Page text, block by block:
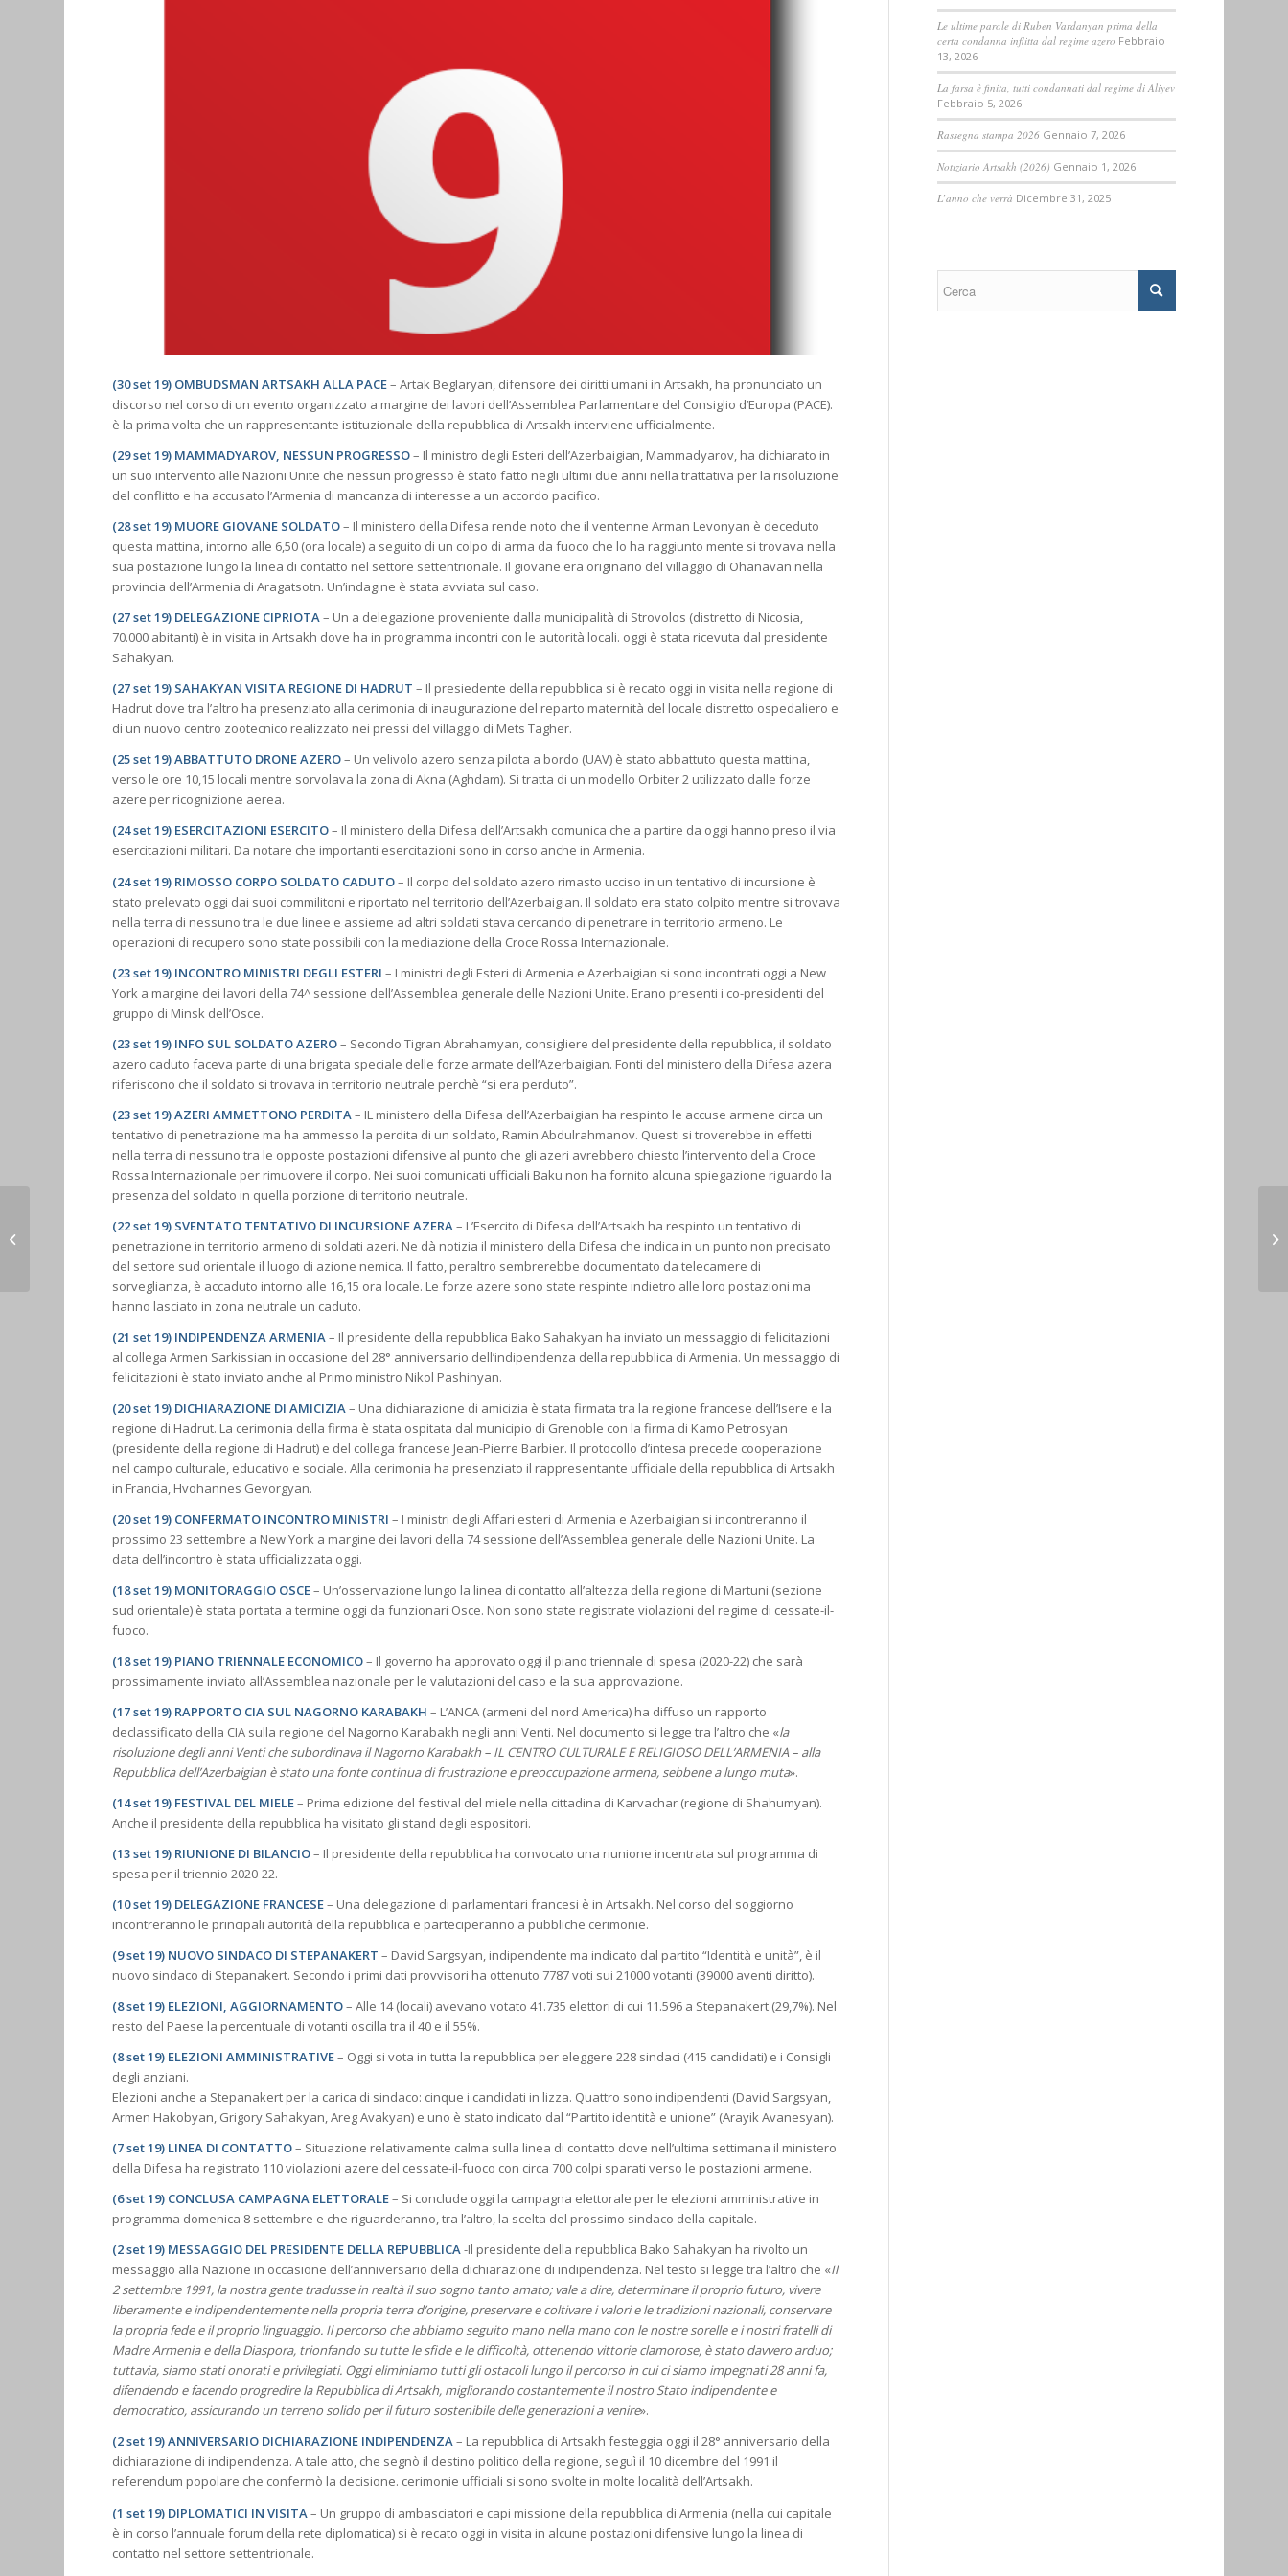
(30 set 19) OMBUDSMAN ARTSAKH ALLA PACE– Artak Beglaryan, difensore dei diritti umani in Artsakh, ha pronunciato un
discorso nel corso di un evento organizzato a margine dei lavori dell’Assemblea Parlamentare del Consiglio d’Europa (PACE).
è la prima volta che un rappresentante istituzionale della repubblica di Artsakh interviene ufficialmente.
(29 set 19) MAMMADYAROV, NESSUN PROGRESSO– Il ministro degli Esteri dell’Azerbaigian, Mammadyarov, ha dichiarato in
un suo intervento alle Nazioni Unite che nessun progresso è stato fatto negli ultimi due anni nella trattativa per la risoluzione
del conflitto e ha accusato l’Armenia di mancanza di interesse a un accordo pacifico.
(28 set 19) MUORE GIOVANE SOLDATO– Il ministero della Difesa rende noto che il ventenne Arman Levonyan è deceduto
questa mattina, intorno alle 6,50 (ora locale) a seguito di un colpo di arma da fuoco che lo ha raggiunto mente si trovava nella
sua postazione lungo la linea di contatto nel settore settentrionale. Il giovane era originario del villaggio di Ohanavan nella
provincia dell’Armenia di Aragatsotn. Un’indagine è stata avviata sul caso.
(27 set 19) DELEGAZIONE CIPRIOTA– Un a delegazione proveniente dalla municipalità di Strovolos (distretto di Nicosia,
70.000 abitanti) è in visita in Artsakh dove ha in programma incontri con le autorità locali. oggi è stata ricevuta dal presidente
Sahakyan.
(27 set 19) SAHAKYAN VISITA REGIONE DI HADRUT – Il presiedente della repubblica si è recato oggi in visita nella regione di
Hadrut dove tra l’altro ha presenziato alla cerimonia di inaugurazione del reparto maternità del locale distretto ospedaliero e
di un nuovo centro zootecnico realizzato nei pressi del villaggio di Mets Tagher.
(25 set 19) ABBATTUTO DRONE AZERO– Un velivolo azero senza pilota a bordo (UAV) è stato abbattuto questa mattina,
verso le ore 10,15 locali mentre sorvolava la zona di Akna (Aghdam). Si tratta di un modello Orbiter 2 utilizzato dalle forze
azere per ricognizione aerea.
(24 set 19) ESERCITAZIONI ESERCITO– Il ministero della Difesa dell’Artsakh comunica che a partire da oggi hanno preso il via
esercitazioni militari. Da notare che importanti esercitazioni sono in corso anche in Armenia.
(24 set 19) RIMOSSO CORPO SOLDATO CADUTO– Il corpo del soldato azero rimasto ucciso in un tentativo di incursione è
stato prelevato oggi dai suoi commilitoni e riportato nel territorio dell’Azerbaigian. Il soldato era stato colpito mentre si trovava
nella terra di nessuno tra le due linee e assieme ad altri soldati stava cercando di penetrare in territorio armeno. Le
operazioni di recupero sono state possibili con la mediazione della Croce Rossa Internazionale.
(23 set 19) INCONTRO MINISTRI DEGLI ESTERI – I ministri degli Esteri di Armenia e Azerbaigian si sono incontrati oggi a New
York a margine dei lavori della 74^ sessione dell’Assemblea generale delle Nazioni Unite. Erano presenti i co-presidenti del
gruppo di Minsk dell’Osce.
(23 set 19) INFO SUL SOLDATO AZERO– Secondo Tigran Abrahamyan, consigliere del presidente della repubblica, il soldato
azero caduto faceva parte di una brigata speciale delle forze armate dell’Azerbaigian. Fonti del ministero della Difesa azera
riferiscono che il soldato si trovava in territorio neutrale perchè “si era perduto”.
(23 set 19) AZERI AMMETTONO PERDITA– IL ministero della Difesa dell’Azerbaigian ha respinto le accuse armene circa un
tentativo di penetrazione ma ha ammesso la perdita di un soldato, Ramin Abdulrahmanov. Questi si troverebbe in effetti
nella terra di nessuno tra le opposte postazioni difensive al punto che gli azeri avrebbero chiesto l’intervento della Croce
Rossa Internazionale per rimuovere il corpo. Nei suoi comunicati ufficiali Baku non ha fornito alcuna spiegazione riguardo la
presenza del soldato in quella porzione di territorio neutrale.
(22 set 19) SVENTATO TENTATIVO DI INCURSIONE AZERA– L’Esercito di Difesa dell’Artsakh ha respinto un tentativo di
penetrazione in territorio armeno di soldati azeri. Ne dà notizia il ministero della Difesa che indica in un punto non precisato
del settore sud orientale il luogo di azione nemica. Il fatto, peraltro sembrerebbe documentato da telecamere di
sorveglianza, è accaduto intorno alle 16,15 ora locale. Le forze azere sono state respinte indietro alle loro postazioni ma
hanno lasciato in zona neutrale un caduto.
(21 set 19) INDIPENDENZA ARMENIA– Il presidente della repubblica Bako Sahakyan ha inviato un messaggio di felicitazioni
al collega Armen Sarkissian in occasione del 28° anniversario dell’indipendenza della repubblica di Armenia. Un messaggio di
felicitazioni è stato inviato anche al Primo ministro Nikol Pashinyan.
(20 set 19) DICHIARAZIONE DI AMICIZIA– Una dichiarazione di amicizia è stata firmata tra la regione francese dell’Isere e la
regione di Hadrut. La cerimonia della firma è stata ospitata dal municipio di Grenoble con la firma di Kamo Petrosyan
(presidente della regione di Hadrut) e del collega francese Jean-Pierre Barbier. Il protocollo d’intesa precede cooperazione
nel campo culturale, educativo e sociale. Alla cerimonia ha presenziato il rappresentante ufficiale della repubblica di Artsakh
in Francia, Hvohannes Gevorgyan.
(20 set 19) CONFERMATO INCONTRO MINISTRI – I ministri degli Affari esteri di Armenia e Azerbaigian si incontreranno il
prossimo 23 settembre a New York a margine dei lavori della 74 sessione dell’Assemblea generale delle Nazioni Unite. La
data dell’incontro è stata ufficializzata oggi.
(18 set 19) MONITORAGGIO OSCE– Un’osservazione lungo la linea di contatto all’altezza della regione di Martuni (sezione
sud orientale) è stata portata a termine oggi da funzionari Osce. Non sono state registrate violazioni del regime di cessate-il-
fuoco.
(18 set 19) PIANO TRIENNALE ECONOMICO– Il governo ha approvato oggi il piano triennale di spesa (2020-22) che sarà
prossimamente inviato all’Assemblea nazionale per le valutazioni del caso e la sua approvazione.
(17 set 19) RAPPORTO CIA SUL NAGORNO KARABAKH – L’ANCA (armeni del nord America) ha diffuso un rapporto
declassificato della CIA sulla regione del Nagorno Karabakh negli anni Venti. Nel documento si legge tra l’altro che «la
risoluzione degli anni Venti che subordinava il Nagorno Karabakh – IL CENTRO CULTURALE E RELIGIOSO DELL’ARMENIA – alla
Repubblica dell’Azerbaigian è stato una fonte continua di frustrazione e preoccupazione armena, sebbene a lungo muta».
(14 set 19) FESTIVAL DEL MIELE– Prima edizione del festival del miele nella cittadina di Karvachar (regione di Shahumyan).
Anche il presidente della repubblica ha visitato gli stand degli espositori.
(13 set 19) RIUNIONE DI BILANCIO– Il presidente della repubblica ha convocato una riunione incentrata sul programma di
spesa per il triennio 2020-22.
(10 set 19) DELEGAZIONE FRANCESE– Una delegazione di parlamentari francesi è in Artsakh. Nel corso del soggiorno
incontreranno le principali autorità della repubblica e parteciperanno a pubbliche cerimonie.
(9 set 19) NUOVO SINDACO DI STEPANAKERT – David Sargsyan, indipendente ma indicato dal partito “Identità e unità”, è il
nuovo sindaco di Stepanakert. Secondo i primi dati provvisori ha ottenuto 7787 voti sui 21000 votanti (39000 aventi diritto).
(8 set 19) ELEZIONI, AGGIORNAMENTO– Alle 14 (locali) avevano votato 41.735 elettori di cui 11.596 a Stepanakert (29,7%). Nel
resto del Paese la percentuale di votanti oscilla tra il 40 e il 55%.
(8 set 19) ELEZIONI AMMINISTRATIVE– Oggi si vota in tutta la repubblica per eleggere 228 sindaci (415 candidati) e i Consigli
degli anziani.
Elezioni anche a Stepanakert per la carica di sindaco: cinque i candidati in lizza. Quattro sono indipendenti (David Sargsyan,
Armen Hakobyan, Grigory Sahakyan, Areg Avakyan) e uno è stato indicato dal “Partito identità e unione” (Arayik Avanesyan).
(7 set 19) LINEA DI CONTATTO– Situazione relativamente calma sulla linea di contatto dove nell’ultima settimana il ministero
della Difesa ha registrato 110 violazioni azere del cessate-il-fuoco con circa 700 colpi sparati verso le postazioni armene.
(6 set 19) CONCLUSA CAMPAGNA ELETTORALE– Si conclude oggi la campagna elettorale per le elezioni amministrative in
programma domenica 8 settembre e che riguarderanno, tra l’altro, la scelta del prossimo sindaco della capitale.
(2 set 19) MESSAGGIO DEL PRESIDENTE DELLA REPUBBLICA-Il presidente della repubblica Bako Sahakyan ha rivolto un
messaggio alla Nazione in occasione dell’anniversario della dichiarazione di indipendenza. Nel testo si legge tra l’altro che «Il
2 settembre 1991, la nostra gente tradusse in realtà il suo sogno tanto amato; vale a dire, determinare il proprio futuro, vivere
liberamente e indipendentemente nella propria terra d’origine, preservare e coltivare i valori e le tradizioni nazionali, conservare
la propria fede e il proprio linguaggio. Il percorso che abbiamo seguito mano nella mano con le nostre sorelle e i nostri fratelli di
Madre Armenia e della Diaspora, trionfando su tutte le sfide e le difficoltà, ottenendo vittorie clamorose, è stato davvero arduo;
tuttavia, siamo stati onorati e privilegiati. Oggi eliminiamo tutti gli ostacoli lungo il percorso in cui ci siamo impegnati 28 anni fa,
difendendo e facendo progredire la Repubblica di Artsakh, migliorando costantemente il nostro Stato indipendente e
democratico, assicurando un terreno solido per il futuro sostenibile delle generazioni a venire».
(2 set 19) ANNIVERSARIO DICHIARAZIONE INDIPENDENZA– La repubblica di Artsakh festeggia oggi il 28° anniversario della
dichiarazione di indipendenza. A tale atto, che segnò il destino politico della regione, seguì il 10 dicembre del 1991 il
referendum popolare che confermò la decisione. cerimonie ufficiali si sono svolte in molte località dell’Artsakh.
(1 set 19) DIPLOMATICI IN VISITA – Un gruppo di ambasciatori e capi missione della repubblica di Armenia (nella cui capitale
è in corso l’annuale forum della rete diplomatica) si è recato oggi in visita in alcune postazioni difensive lungo la linea di
contatto nel settore settentrionale.
Le ultime parole di Ruben Vardanyan prima della
certa condanna inflitta dal regime azero Febbraio
13, 2026
La farsa è finita, tutti condannati dal regime di Aliyev
Febbraio 5, 2026
Rassegna stampa 2026 Gennaio 7, 2026
Notiziario Artsakh (2026) Gennaio 1, 2026
L’anno che verrà Dicembre 31, 2025
dell’Artsakh all’ONU